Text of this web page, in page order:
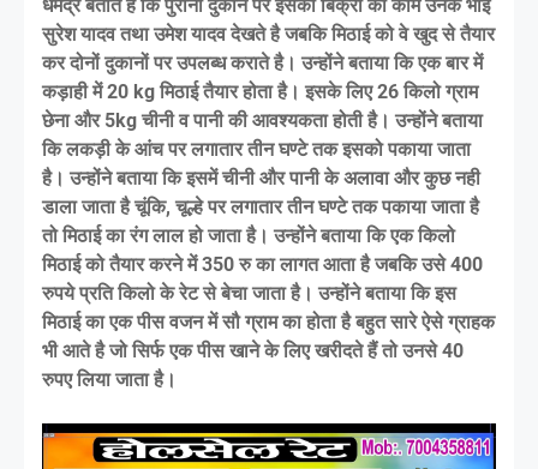
धर्मेंद्र बताते है कि पुरानी दुकान पर इसकी बिक्री का काम उनके भाई
सुरेश यादव तथा उमेश यादव देखते है जबकि मिठाई को वे खुद से तैयार
कर दोनों दुकानों पर उपलब्ध कराते है। उन्होंने बताया कि एक बार में
कड़ाही में 20 kg मिठाई तैयार होता है। इसके लिए 26 किलो ग्राम
छेना और 5kg चीनी व पानी की आवश्यकता होती है। उन्होंने बताया
कि लकड़ी के आंच पर लगातार तीन घण्टे तक इसको पकाया जाता
है। उन्होंने बताया कि इसमें चीनी और पानी के अलावा और कुछ नही
डाला जाता है चूंकि, चूल्हे पर लगातार तीन घण्टे तक पकाया जाता है
तो मिठाई का रंग लाल हो जाता है। उन्होंने बताया कि एक किलो
मिठाई को तैयार करने में 350 रु का लागत आता है जबकि उसे 400
रुपये प्रति किलो के रेट से बेचा जाता है। उन्होंने बताया कि इस
मिठाई का एक पीस वजन में सौ ग्राम का होता है बहुत सारे ऐसे ग्राहक
भी आते है जो सिर्फ एक पीस खाने के लिए खरीदते हैं तो उनसे 40
रुपए लिया जाता है।